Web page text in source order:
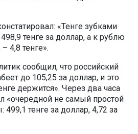
«Тенге зубками
тенге за доллар, а к рублю
4,8 тенге».
сообщил, что российский
до 105,25 за доллар, и это
держится». Через два часа
«очередной не самый простой
тенге за доллар, 4,72 за